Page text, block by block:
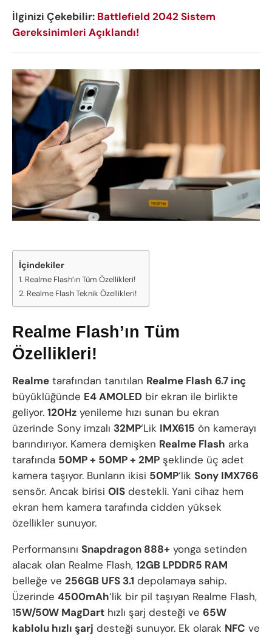
İlginizi Çekebilir: Battlefield 2042 Sistem
Gereksinimleri Açıklandı!
İçindekiler
Realme Flash’ın Tüm Özellikleri!
Realme Flash Teknik Özellikleri!
Realme Flash’ın Tüm
Özellikleri!
Realme tarafından tanıtılan Realme Flash 6.7 inç
büyüklüğünde E4 AMOLED bir ekran ile birlikte
geliyor. 120Hz yenileme hızı sunan bu ekran
üzerinde Sony imzalı 32MP‘Lik IMX615 ön kamerayı
barındırıyor. Kamera demişken Realme Flash arka
tarafında 50MP + 50MP + 2MP şeklinde üç adet
kamera taşıyor. Bunların ikisi 50MP‘lik Sony IMX766
sensör. Ancak birisi OIS destekli. Yani cihaz hem
ekran hem kamera tarafında cidden yüksek
özellikler sunuyor.
Performansını Snapdragon 888+ yonga setinden
alacak olan Realme Flash, 12GB LPDDR5 RAM
belleğe ve 256GB UFS 3.1 depolamaya sahip.
Üzerinde 4500mAh‘lik bir pil taşıyan Realme Flash,
15W/50W MagDart hızlı şarj desteği ve 65W
kablolu hızlı şarj desteği sunuyor. Ek olarak NFC ve